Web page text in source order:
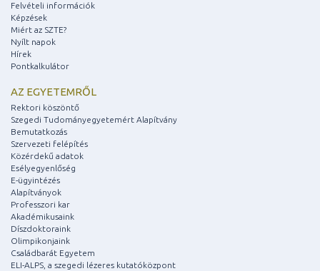
Felvételi információk
Képzések
Miért az SZTE?
Nyílt napok
Hírek
Pontkalkulátor
AZ EGYETEMRŐL
Rektori köszöntő
Szegedi Tudományegyetemért Alapítvány
Bemutatkozás
Szervezeti felépítés
Közérdekű adatok
Esélyegyenlőség
E-ügyintézés
Alapítványok
Professzori kar
Akadémikusaink
Díszdoktoraink
Olimpikonjaink
Családbarát Egyetem
ELI-ALPS, a szegedi lézeres kutatóközpont